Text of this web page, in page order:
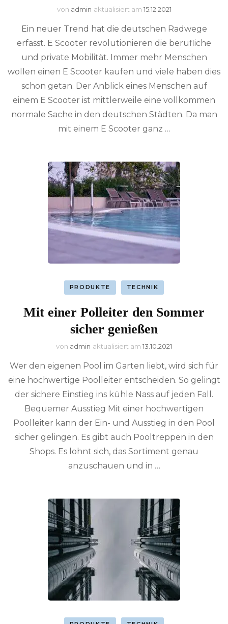
von admin aktualisiert am 15.12.2021
Ein neuer Trend hat die deutschen Radwege
erfasst. E Scooter revolutionieren die berufliche
und private Mobilität. Immer mehr Menschen
wollen einen E Scooter kaufen und viele haben dies
schon getan. Der Anblick eines Menschen auf
einem E Scooter ist mittlerweile eine vollkommen
normale Sache in den deutschen Städten. Da man
mit einem E Scooter ganz …
PRODUKTE TECHNIK
Mit einer Polleiter den Sommer
sicher genießen
von admin aktualisiert am 13.10.2021
Wer den eigenen Pool im Garten liebt, wird sich für
eine hochwertige Poolleiter entscheiden. So gelingt
der sichere Einstieg ins kühle Nass auf jeden Fall.
Bequemer Ausstieg Mit einer hochwertigen
Poolleiter kann der Ein- und Ausstieg in den Pool
sicher gelingen. Es gibt auch Pooltreppen in den
Shops. Es lohnt sich, das Sortiment genau
anzuschauen und in …